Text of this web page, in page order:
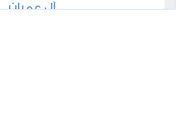
آل عمران